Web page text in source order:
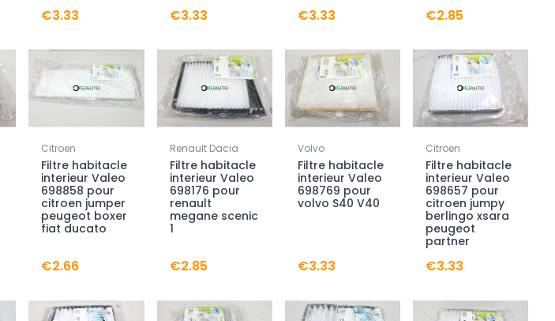
€3.33 €3.33 €3.33 €2.85
Citroen
Filtre habitacle
interieur Valeo
698858 pour
citroen jumper
peugeot boxer
fiat ducato
€2.66
Renault Dacia
Filtre habitacle
interieur Valeo
698176 pour
renault
megane scenic
1
€2.85
Volvo
Filtre habitacle
interieur Valeo
698769 pour
volvo S40 V40
€3.33
Citroen
Filtre habitacle
interieur Valeo
698657 pour
citroen jumpy
berlingo xsara
peugeot
partner
€3.33